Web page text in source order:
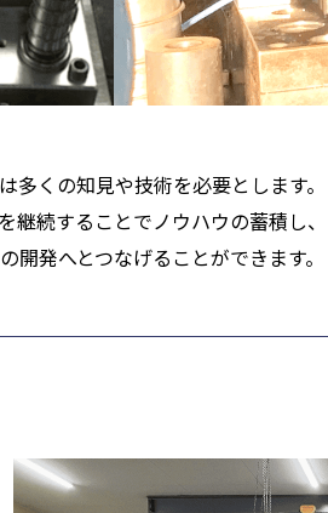
多くの知⾒や技術を必要とします。
継続することでノウハウの蓄積し、
開発へとつなげることができます。